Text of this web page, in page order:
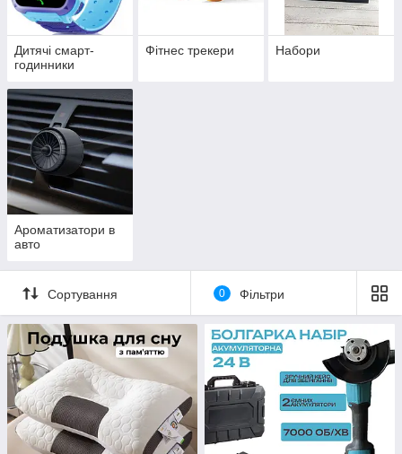
Дитячі смарт-
годинники
Фітнес трекери Набори
Ароматизатори в
авто
Сортування 0 Фільтри